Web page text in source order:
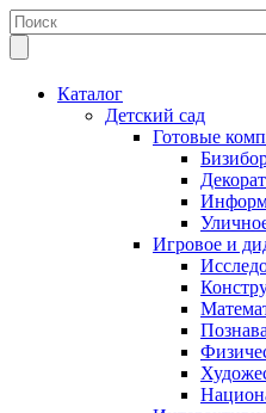
Каталог
Детский сад
Готовые
Игровое и